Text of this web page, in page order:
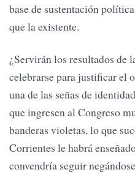
base de sustentación
que la existente.
¿Servirán los resultados de
celebrarse para justificar el
una de las señas de
que ingresen al Congreso
banderas violetas, lo que
Corrientes le habrá
convendría seguir